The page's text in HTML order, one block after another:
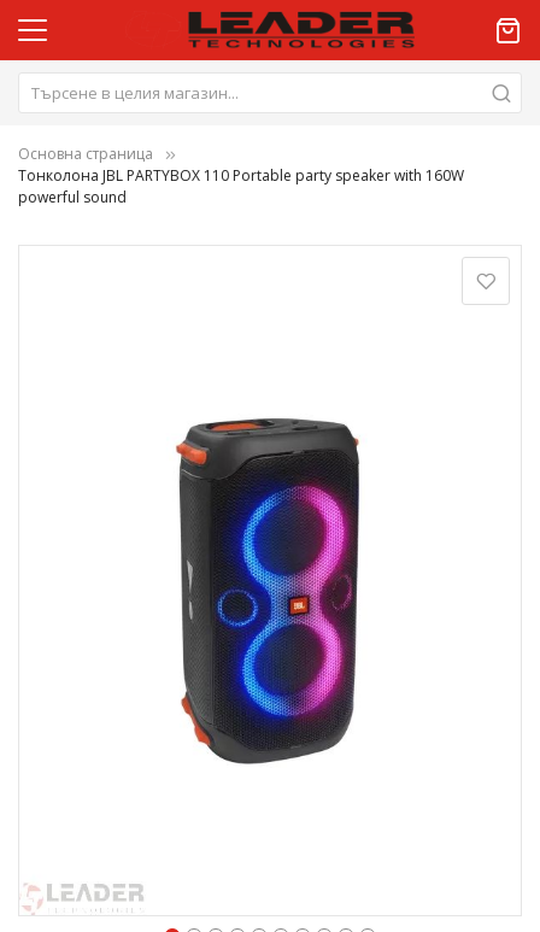
Основна страница
Тонколона JBL PARTYBOX 110 Portable party speaker with 160W
powerful sound